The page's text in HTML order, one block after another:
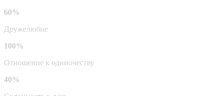
60%
Дружелюбие
100%
Отношение к одиночеству
40%